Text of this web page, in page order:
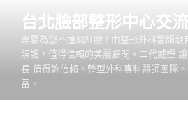
台北臉部整形中心交
專屬為您不撞網紅臉 ! 由整形外科醫師
照護，值得信賴的美麗顧問。二代威塑
長 值得妳信賴。整型外科專科醫師團隊
富。